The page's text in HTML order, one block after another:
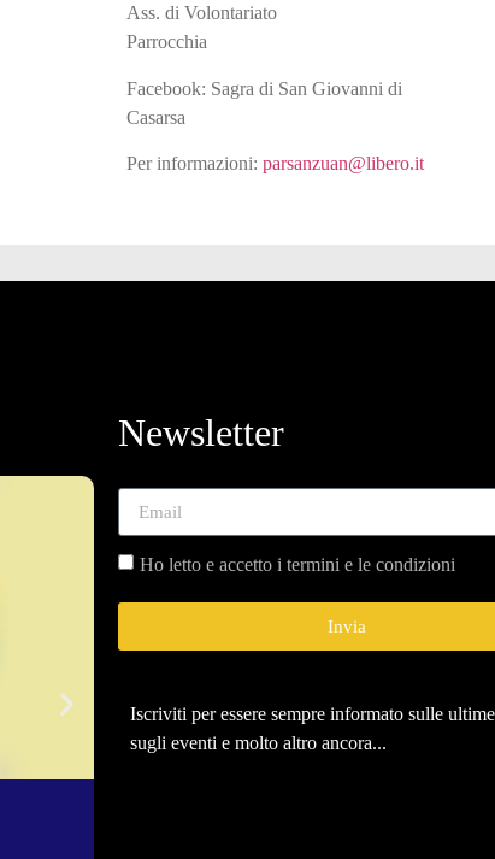
Ass. di Volontariato
Parrocchia
Facebook: Sagra di San Giovanni di
Casarsa
Per informazioni: parsanzuan@libero.it
Newsletter
Ho letto e accetto i termini e le condizioni
Invia
Iscriviti per essere sempre informato sulle
sugli eventi e molto altro ancora...